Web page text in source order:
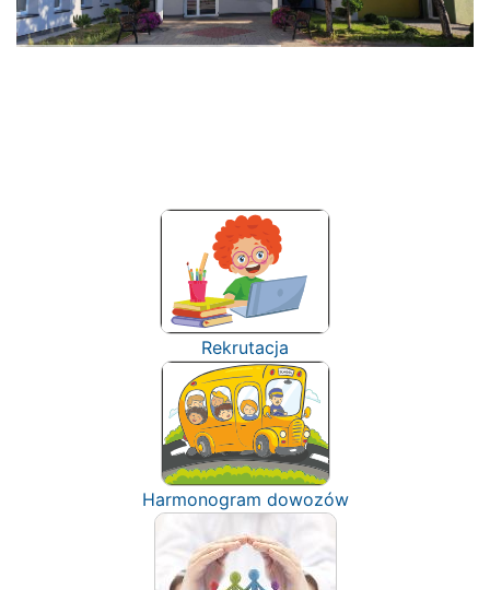
Rekrutacja
Harmonogram dowozów